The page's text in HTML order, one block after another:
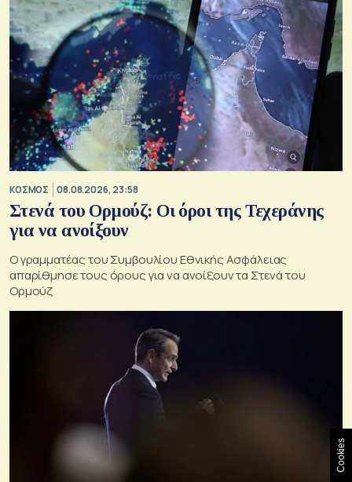
ΚΟΣΜΟΣ 08.08.2026, 23:58
Στενά του Ορμούζ: Οι όροι της Τεχεράνης
για να ανοίξουν
Ο γραμματέας του Συμβουλίου Εθνικής Ασφάλειας
απαρίθμησε τους όρους για να ανοίξουν τα Στενά του
Ορμούζ
Cookies